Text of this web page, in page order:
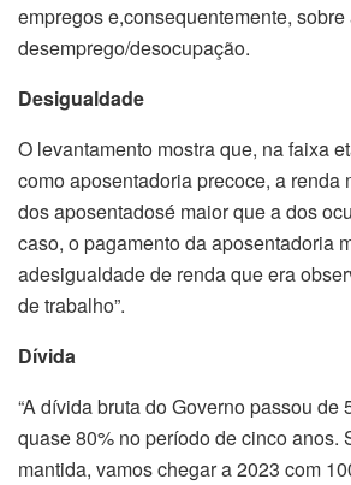
empregos e,consequentemente, sobre
desemprego/desocupação.
Desigualdade
O levantamento mostra que, na faixa
como aposentadoria precoce, a renda
dos aposentadosé maior que a dos
caso, o pagamento da aposentadoria
adesigualdade de renda que era
de trabalho”.
Dívida
“A dívida bruta do Governo passou de
quase 80% no período de cinco anos.
mantida, vamos chegar a 2023 com